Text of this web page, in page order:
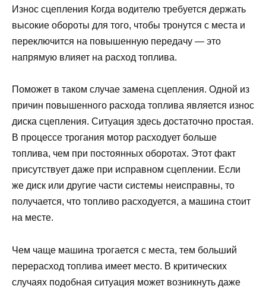
Износ сцепления Когда водителю требуется держать
высокие обороты для того, чтобы тронутся с места и
переключится на повышенную передачу — это
напрямую влияет на расход топлива.
Поможет в таком случае замена сцепления. Одной из
причин повышенного расхода топлива является износ
диска сцепления. Ситуация здесь достаточно простая.
В процессе трогания мотор расходует больше
топлива, чем при постоянных оборотах. Этот факт
присутствует даже при исправном сцеплении. Если
же диск или другие части системы неисправны, то
получается, что топливо расходуется, а машина стоит
на месте.
Чем чаще машина трогается с места, тем больший
перерасход топлива имеет место. В критических
случаях подобная ситуация может возникнуть даже